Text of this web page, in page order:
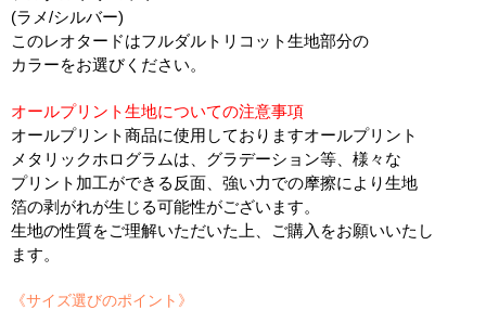
(ラメ/シルバー)
このレオタードはフルダルトリコット生地部分の
カラーをお選びください。
オールプリント生地についての注意事項
オールプリント商品に使用しておりますオールプリント
メタリックホログラムは、グラデーション等、様々な
プリント加工ができる反面、強い力での摩擦により生地
箔の剥がれが生じる可能性がございます。
生地の性質をご理解いただいた上、ご購入をお願いいたし
ます。
《サイズ選びのポイント》